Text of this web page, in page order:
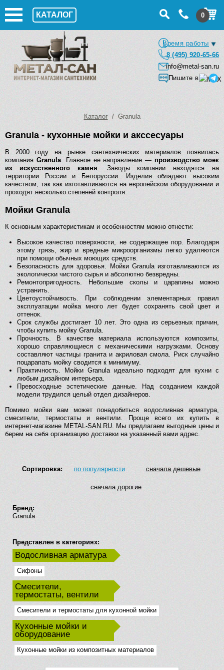
КАТАЛОГ 0
Время работы
8 (495) 920-65-66
info@metal-san.ru
Пишите в
Каталог/ Granula
Granula - кухонные мойки и акссесуары
В 2000 году на рынке сантехнических материалов появилась
компания Granula. Главное ее направление —производство моек
из искусственного камня. Заводы компании находятся на
территории России и Белоруссии. Изделия обладают высоким
качеством, так как изготавливаются на европейском оборудовании и
проходят несколько степеней контроля.
Мойки Granula
К основным характеристикам и особенностям можно отнести:
Высокое качество поверхности, не содержащее пор. Благодаря
этому грязь, жир и вредные микроорганизмы легко удаляются
при помощи обычных моющих средств.
Безопасность для здоровья. Мойки Granula изготавливаются из
экологически чистого сырья и абсолютно безвредны.
Ремонтопригодность. Небольшие сколы и царапины можно
устранить.
Цветоустойчивость. При соблюдении элементарных правил
эксплуатации мойка много лет будет сохранять свой цвет и
оттенок.
Срок службы достигает 10 лет. Это одна из серьезных причин,
чтобы купить мойку Granula.
Прочность. В качестве материала используются композиты,
хорошо справляющиеся с механическими нагрузками. Основу
составляют частицы гранита и акриловая смола. Риск случайно
поцарапать мойку сводится к минимуму.
Практичность. Мойки Granula идеально подходят для кухни с
любым дизайном интерьера.
Превосходные эстетические данные. Над созданием каждой
модели трудился целый отдел дизайнеров.
Помимо мойки вам может понадобиться водосливная арматура,
смесители, термостаты и вентили. Проще всего их купить в
интернет-магазине METAL-SAN.RU. Мы предлагаем выгодные цены и
берем на себя организацию доставки на указанный вами адрес.
Сортировка: по популярности сначала дешевые
сначала дорогие
Бренд:
Granula
Представлен в категориях:
Водосливная арматура
Сифоны
Смесители,
термостаты, вентили
Смесители и термостаты для кухонной мойки
Кухонные мойки и
оборудование
Кухонные мойки из композитных материалов